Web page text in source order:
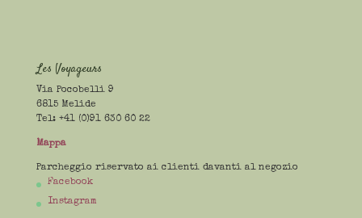
Les Voyageurs
Via Pocobelli 9
6815 Melide
Tel: +41 (0)91 630 60 22
Mappa
Parcheggio riservato ai clienti davanti al negozio
Facebook
Instagram